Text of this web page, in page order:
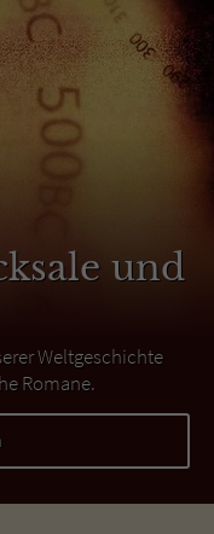
und
Weltgeschichte
Romane.